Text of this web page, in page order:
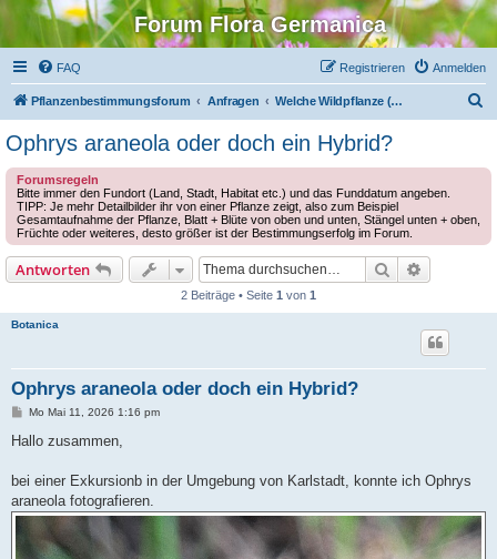
Forum Flora Germanica
FAQ Anmelden
Registrieren
Pflanzenbestimmungsforum Anfragen Welche Wildpflanze (Europa) ist das?
Ophrys araneola oder doch ein Hybrid?
Forumsregeln
Bitte immer den Fundort (Land, Stadt, Habitat etc.) und das Funddatum angeben.
TIPP: Je mehr Detailbilder ihr von einer Pflanze zeigt, also zum Beispiel
Gesamtaufnahme der Pflanze, Blatt + Blüte von oben und unten, Stängel unten + oben,
Früchte oder weiteres, desto größer ist der Bestimmungserfolg im Forum.
Antworten Suche
2 Beiträge • Seite 1 von 1
Botanica
Ophrys araneola oder doch ein Hybrid?
B
i
a
Mo Mai 11, 2026 1:16 pm
Hallo zusammen,
bei einer Exkursionb in der Umgebung von Karlstadt, konnte ich Ophrys
araneola fotografieren.